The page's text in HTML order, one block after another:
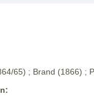
65) ; Brand (1866) ;